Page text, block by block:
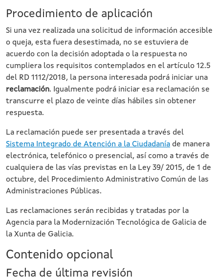
Procedimiento de aplicación
Si una vez realizada una solicitud de información accesible
o queja, esta fuera desestimada, no se estuviera de
acuerdo con la decisión adoptada o la respuesta no
cumpliera los requisitos contemplados en el artículo 12.5
del RD 1112/2018, la persona interesada podrá iniciar una
reclamación. Igualmente podrá iniciar esa reclamación se
transcurre el plazo de veinte días hábiles sin obtener
respuesta.
La reclamación puede ser presentada a través del
Sistema Integrado de Atención a la Ciudadanía de manera
electrónica, telefónico o presencial, así como a través de
cualquiera de las vías previstas en la Ley 39/ 2015, de 1 de
octubre, del Procedimiento Administrativo Común de las
Administraciones Públicas.
Las reclamaciones serán recibidas y tratadas por la
Agencia para la Modernización Tecnológica de Galicia de
la Xunta de Galicia.
Contenido opcional
Fecha de última revisión